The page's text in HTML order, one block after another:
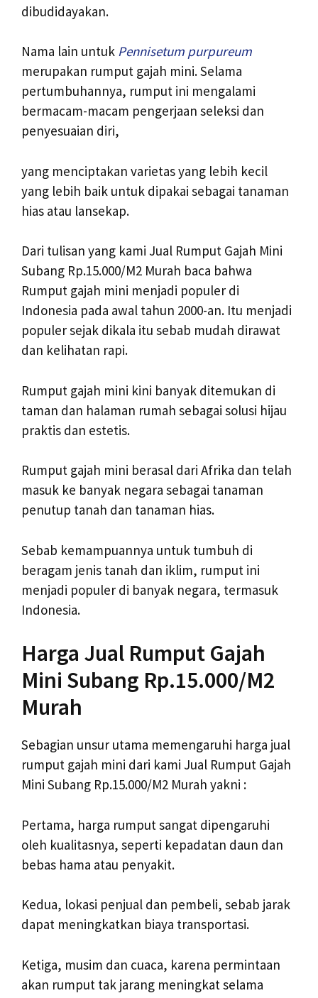
dibudidayakan.
Nama lain untuk Pennisetum purpureum
merupakan rumput gajah mini. Selama
pertumbuhannya, rumput ini mengalami
bermacam-macam pengerjaan seleksi dan
penyesuaian diri,
yang menciptakan varietas yang lebih kecil
yang lebih baik untuk dipakai sebagai tanaman
hias atau lansekap.
Dari tulisan yang kami Jual Rumput Gajah Mini
Subang Rp.15.000/M2 Murah baca bahwa
Rumput gajah mini menjadi populer di
Indonesia pada awal tahun 2000-an. Itu menjadi
populer sejak dikala itu sebab mudah dirawat
dan kelihatan rapi.
Rumput gajah mini kini banyak ditemukan di
taman dan halaman rumah sebagai solusi hijau
praktis dan estetis.
Rumput gajah mini berasal dari Afrika dan telah
masuk ke banyak negara sebagai tanaman
penutup tanah dan tanaman hias.
Sebab kemampuannya untuk tumbuh di
beragam jenis tanah dan iklim, rumput ini
menjadi populer di banyak negara, termasuk
Indonesia.
Harga Jual Rumput Gajah
Mini Subang Rp.15.000/M2
Murah
Sebagian unsur utama memengaruhi harga jual
rumput gajah mini dari kami Jual Rumput Gajah
Mini Subang Rp.15.000/M2 Murah yakni :
Pertama, harga rumput sangat dipengaruhi
oleh kualitasnya, seperti kepadatan daun dan
bebas hama atau penyakit.
Kedua, lokasi penjual dan pembeli, sebab jarak
dapat meningkatkan biaya transportasi.
Ketiga, musim dan cuaca, karena permintaan
akan rumput tak jarang meningkat selama